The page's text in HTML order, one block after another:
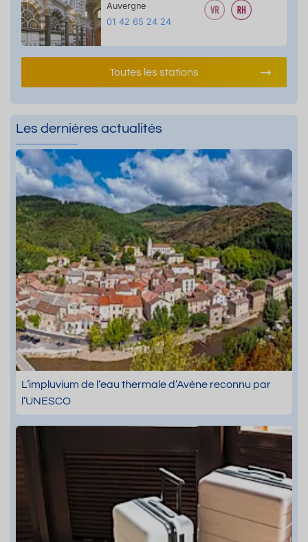
Auvergne
01 42 65 24 24
Toutes les stations
Les dernières actualités
L’impluvium de l’eau thermale d’Avène reconnu par
l’UNESCO